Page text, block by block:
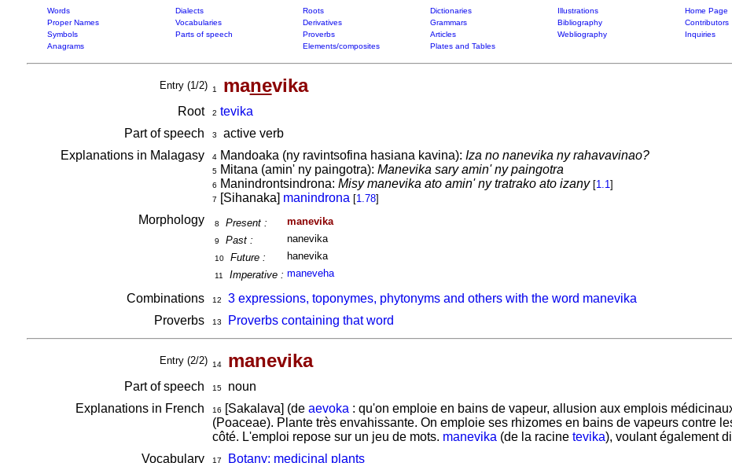
Words Dialects Roots Dictionaries Illustrations
Home Page
Proper Names
Vocabularies Derivatives Grammars Bibliography
Contributors
Symbols
Parts of speech Proverbs Articles Webliography
Inquiries
Anagrams
Elements/composites Plates and Tables
Entry (1/2) 1 manevika
Root 2 tevika
Part of speech
3
active verb
Explanations in Malagasy
4Mandoaka (ny ravintsofina hasiana kavina): Iza no nanevika ny rahavavinao?
5Mitana (amin' ny paingotra): Manevika sary amin' ny paingotra
6 Manindrontsindrona: Misy manevika ato amin' ny tratrako ato izany [1.1]
7 [Sihanaka] manindrona [1.78]
Morphology 8 Present : manevika
9 Past : nanevika
10 Future : hanevika
11 Imperative : maneveha
Combinations 12
3 expressions, toponymes, phytonyms and others with the word manevika
Proverbs
13 Proverbs containing that word
Entry (2/2) 14 manevika
Part of speech 15noun
Explanations in French
16 [Sakalava] (de aevoka : qu'on emploie en bains de vapeur, allusion aux emplois
(Poaceae). Plante très envahissante. On emploie ses rhizomes en bains de vapeurs contre
côté. L'emploi repose sur un jeu de mots. manevika (de la racine tevika), voulant également
Vocabulary 17
Botany: medicinal plants